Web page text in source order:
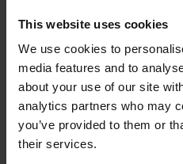
This website uses cookies
We use cookies to
media features and to
about your use of our site
analytics partners who may
you’ve provided to them or
their services.
comunicaciones de datos,
sanitarios, minería y
movilidad eléctrica. El Grupo
empleados repartidos en 39
de 966 millones de dólares
son la familia Nordgren/Pihl y
privada dentro del ecosistema